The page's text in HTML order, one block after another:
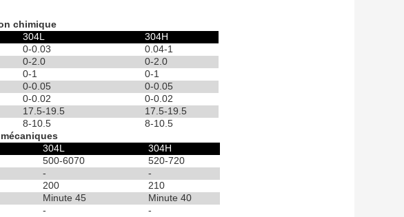
chimique
304L
304H
0-0.03
0.04-1
0-2.0
0-2.0
0-1
0-1
0-0.05
0-0.05
0-0.02
0-0.02
17.5-19.5
17.5-19.5
8-10.5
8-10.5
304L
304H
500-6070
520-720
-
-
200
210
Minute 45
Minute 40
- -